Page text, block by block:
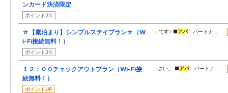
ンカード決済限定
ポイント2%
☆【素泊まり】シンプルステイプラン☆（W
i-Fi接続無料！）
ポイント2%
…です♪ ■アパパートナ…
１２：００チェックアウトプラン（Wi-Fi接
続無料！）
ポイントUP
…さい。 ■アパパートナ…